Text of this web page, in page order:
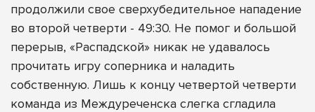
продолжили свое сверхубедительное нападение
во второй четверти - 49:30. Не помог и большой
перерыв, «Распадской» никак не удавалось
прочитать игру соперника и наладить
собственную. Лишь к концу четвертой четверти
команда из Междуреченска слегка сгладила